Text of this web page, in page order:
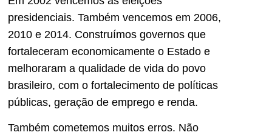
presidenciais. Também vencemos em 2006,
2010 e 2014. Construímos governos que
fortaleceram economicamente o Estado e
melhoraram a qualidade de vida do povo
brasileiro, com o fortalecimento de políticas
públicas, geração de emprego e renda.
Também cometemos muitos erros. Não